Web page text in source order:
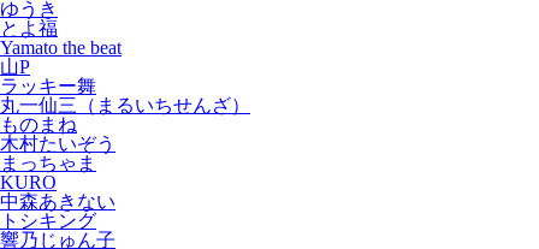
ゆうき
とよ福
Yamato the beat
山P
ラッキー舞
丸一仙三（まるいちせんざ）
ものまね
木村たいぞう
まっちゃま
KURO
中森あきない
トシキング
響乃じゅん子